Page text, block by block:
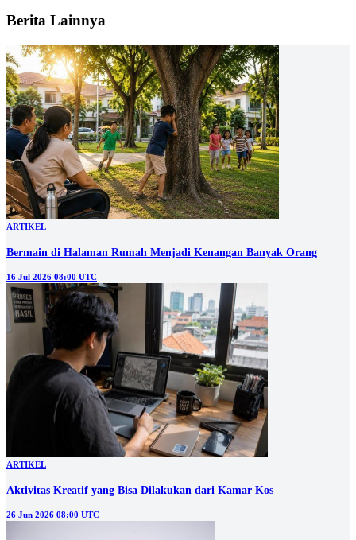
Berita Lainnya
ARTIKEL
Bermain di Halaman Rumah Menjadi Kenangan Banyak Orang
16 Jul 2026 08:00 UTC
ARTIKEL
Aktivitas Kreatif yang Bisa Dilakukan dari Kamar Kos
26 Jun 2026 08:00 UTC